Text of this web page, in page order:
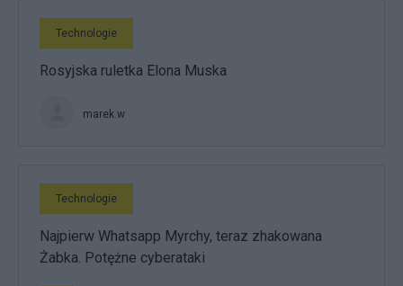
Technologie
Rosyjska ruletka Elona Muska
marek.w
Technologie
Najpierw Whatsapp Myrchy, teraz zhakowana
Żabka. Potężne cyberataki